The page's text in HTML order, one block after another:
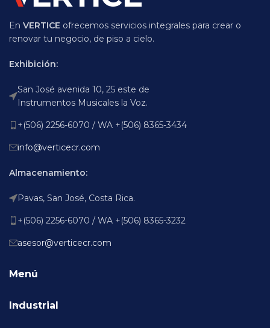
En VERTICE ofrecemos servicios integrales para crear o
renovar tu negocio, de piso a cielo.
Exhibición:
San José avenida 10, 25 este de
Instrumentos Musicales la Voz.
+(506) 2256-6070 / WA +(506) 8365-3434
info@verticecr.com
Almacenamiento:
Pavas, San José, Costa Rica.
+(506) 2256-6070 / WA +(506) 8365-3232
asesor@verticecr.com
Menú
Industrial